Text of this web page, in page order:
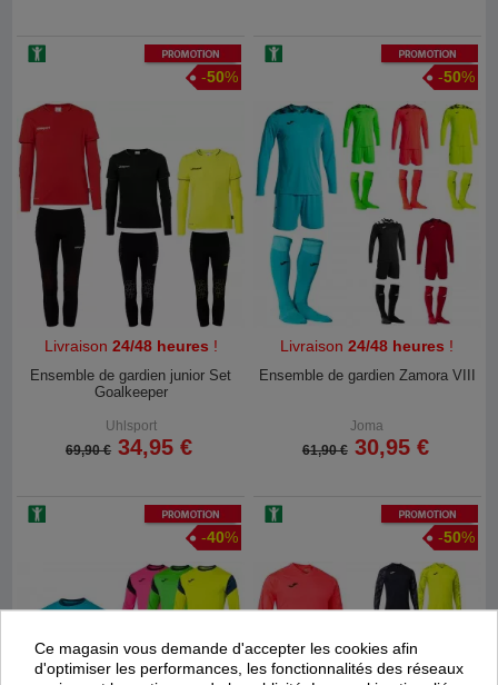
Promotion
-50%
Livraison 24/48 heures !
Ensemble de gardien junior Set
Goalkeeper
Uhlsport
69,90 € 34,95 €
Promotion
-50%
Livraison24/48 heures !
Ensemble de gardien Zamora VIII
Joma
61,90 € 30,95 €
Promotion
-40%
Promotion
-50%
Ce magasin vous demande d'accepter les cookies afin
d'optimiser les performances, les fonctionnalités des réseaux